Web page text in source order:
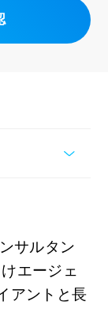
サルタン
エージェ
アントと長